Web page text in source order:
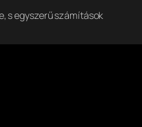
s egyszerű számítások